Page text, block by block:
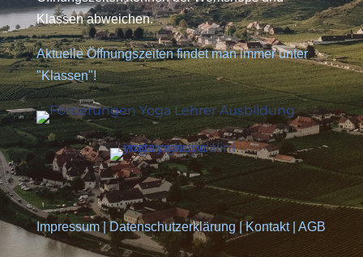
Klassen abweichen.
Aktuelle Öffnungszeiten findet man immer unter
"Klassen"!
Impressum|Datenschutzerklärung |Kontakt|AGB